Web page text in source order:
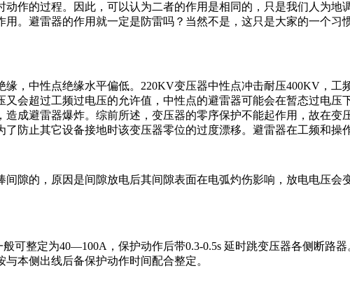
作的过程。因此，可以认为二者的作用是相同的，只是我们人为
。避雷器的作用就一定是防雷吗？当然不是，这只是大家的一个
，中性点绝缘水平偏低。220KV变压器中性点冲击耐压400KV，
会超过工频过电压的允许值，中性点的避雷器可能会在暂态过电
成避雷器爆炸。综前所述，变压器的零序保护不能起作用，故在
防止其它设备接地时该变压器零位的过度漂移。避雷器在工频和操
隙的，原因是间隙放电后其间隙表面在电弧灼伤影响，放电电压
可整定为40—100A，保护动作后带0.3-0.5s 延时跳变压器各侧断路
本侧出线后备保护动作时间配合整定。